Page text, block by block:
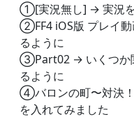
①[実況無し] → 実況
②FF4 iOS版 プレイ
るように
③Part02 → いくつか
るように
④バロンの町〜対決
を入れてみました